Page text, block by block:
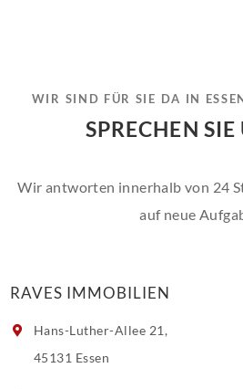
WIR SIND FÜR SIE DA IN
SPRECHEN
Wir antworten innerhalb von 24
auf neue
RAVES IMMOBILIEN
Hans-Luther-Allee 21,
45131 Essen